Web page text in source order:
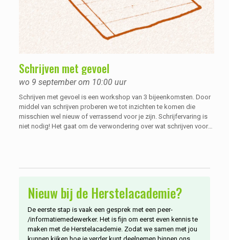
Schrijven met gevoel
wo 9 september om 10:00 uur
Schrijven met gevoel is een workshop van 3 bijeenkomsten. Door
middel van schrijven proberen we tot inzichten te komen die
misschien wel nieuw of verrassend voor je zijn. Schrijfervaring is
niet nodig! Het gaat om de verwondering over wat schrijven voor
Nieuw bij de Herstelacademie?
De eerste stap is vaak een gesprek met een peer-
/informatiemedewerker. Het is fijn om eerst even kennis te
maken met de Herstelacademie. Zodat we samen met jou